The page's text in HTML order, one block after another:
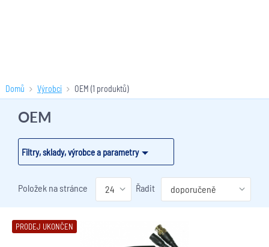
Domů Výrobci OEM (1 produktů)
Filtry, sklady, výrobce a parametry
OEM
Položek na stránce Řadit
PRODEJ UKONČEN